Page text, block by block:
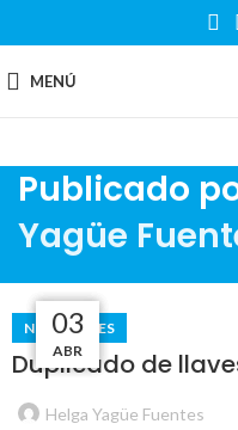
MENÚ
Publicado
Yagüe
15
JUL
NOVEDADES
Duplicado de
Helga Yagüe Fuentes
11
MAY
28
ABR
03
ABR